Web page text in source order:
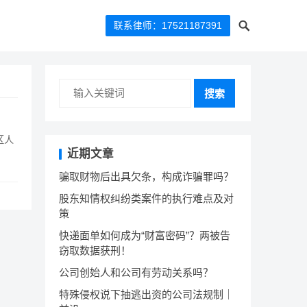
联系律师：17521187391
人
搜索
近期文章
骗取财物后出具欠条，构成诈骗罪吗？
股东知情权纠纷类案件的执行难点及对
策
快递面单如何成为“财富密码”？两被告
窃取数据获刑！
公司创始人和公司有劳动关系吗？
特殊侵权说下抽逃出资的公司法规制｜